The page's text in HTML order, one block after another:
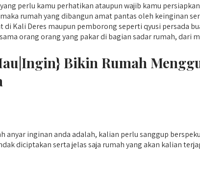
perlu kamu perhatikan ataupun wajib kamu
rumah yang dibangun amat pantas oleh keinginan
Kali Deres maupun pemborong seperti qyusi persada
orang orang yang pakar di bagian sadar rumah,
Bikin Rumah
inginan anda adalah, kalian perlu sanggup
diciptakan serta jelas saja rumah yang akan kalian